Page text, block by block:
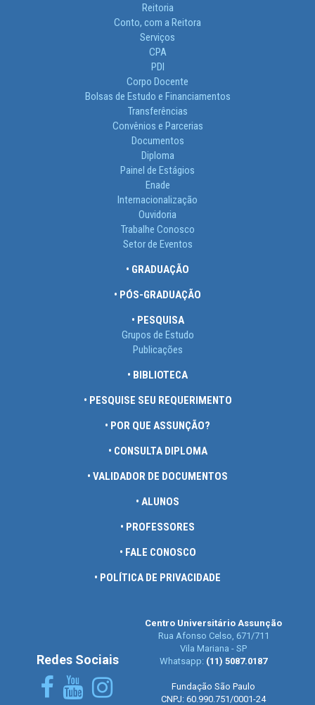
Reitoria
Conto, com a Reitora
Serviços
CPA
PDI
Corpo Docente
Bolsas de Estudo e Financiamentos
Transferências
Convênios e Parcerias
Documentos
Diploma
Painel de Estágios
Enade
Internacionalização
Ouvidoria
Trabalhe Conosco
Setor de Eventos
• GRADUAÇÃO
• PÓS-GRADUAÇÃO
• PESQUISA
Grupos de Estudo
Publicações
• BIBLIOTECA
• PESQUISE SEU REQUERIMENTO
• POR QUE ASSUNÇÃO?
• CONSULTA DIPLOMA
• VALIDADOR DE DOCUMENTOS
• ALUNOS
• PROFESSORES
• FALE CONOSCO
• POLÍTICA DE PRIVACIDADE
Redes Sociais
Centro Universitário Assunção
Rua Afonso Celso, 671/711
Vila Mariana - SP
Whatsapp: (11) 5087.0187
Fundação São Paulo
CNPJ: 60.990.751/0001-24